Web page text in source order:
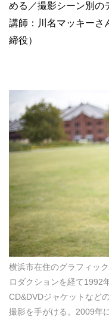
める／撮影シーン別
講師：川名マッキーさ
締役）
横浜市在住のグラフィッ
ロダクションを経て1992
CD&DVDジャケットなど
撮影を手がける。2009年